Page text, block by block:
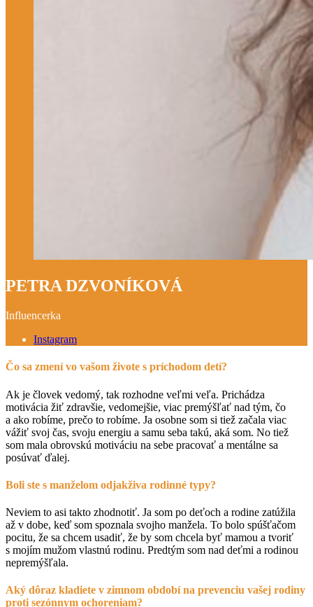
PETRA DZVONÍKOVÁ
Influencerka
Instagram
Čo sa zmení vo vašom živote s príchodom detí?
Ak je človek vedomý, tak rozhodne veľmi veľa. Prichádza
motivácia žiť zdravšie, vedomejšie, viac premýšľať nad tým, čo
a ako robíme, prečo to robíme. Ja osobne som si tiež začala viac
vážiť svoj čas, svoju energiu a samu seba takú, aká som. No tiež
som mala obrovskú motiváciu na sebe pracovať a mentálne sa
posúvať ďalej.
Boli ste s manželom odjakživa rodinné typy?
Neviem to asi takto zhodnotiť. Ja som po deťoch a rodine zatúžila
až v dobe, keď som spoznala svojho manžela. To bolo spúšťačom
pocitu, že sa chcem usadiť, že by som chcela byť mamou a tvoriť
s mojím mužom vlastnú rodinu. Predtým som nad deťmi a rodinou
nepremýšľala.
Aký dôraz kladiete v zimnom období na prevenciu vašej rodiny
proti sezónnym ochoreniam?